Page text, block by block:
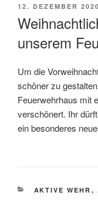
VERÖFFENTLICHT
12. DEZEMBER 2020
unserem
Um die
schöner zu
Feuerwehrhaus mit
verschönert. Ihr
ein besonderes
KATEGORIEN
AKTIVE WEHR ,